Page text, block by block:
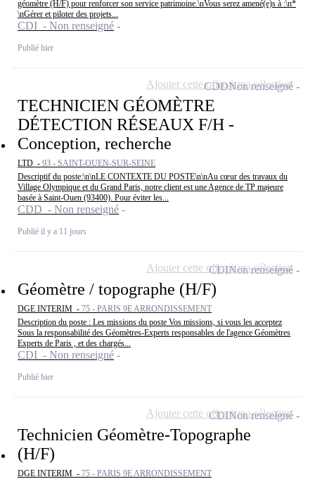
géomètre (H/F) pour renforcer son service patrimoine.\nVous serez amené(e)s à :\n*
\nGérer et piloter des projets...
CDI - Non renseigné
Publié hier
TECHNICIEN GÉOMÈTRE
DÉTECTION RÉSEAUX F/H -
Conception, recherche
LTD - 93 - SAINT-OUEN-SUR-SEINE
Descriptif du poste:\n\nLE CONTEXTE DU POSTE\n\nAu cœur des travaux du
Village Olympique et du Grand Paris, notre client est une Agence de TP majeure
basée à Saint-Ouen (93400). Pour éviter les...
CDD - Non renseigné
Publié il y a 11 jours
CDDNon renseigné
Ajouter cette offre à ma sélection
Géomètre / topographe (H/F)
DGE INTERIM - 75 - PARIS 9E ARRONDISSEMENT
Description du poste : Les missions du poste Vos missions, si vous les acceptez
Sous la responsabilité des Géomètres-Experts responsables de l'agence Géomètres
Experts de Paris , et des chargés...
CDI - Non renseigné
Publié hier
CDINon renseigné
Ajouter cette offre à ma sélection
Technicien Géomètre-Topographe
(H/F)
DGE INTERIM - 75 - PARIS 9E ARRONDISSEMENT
CDINon renseigné
Ajouter cette offre à ma sélection